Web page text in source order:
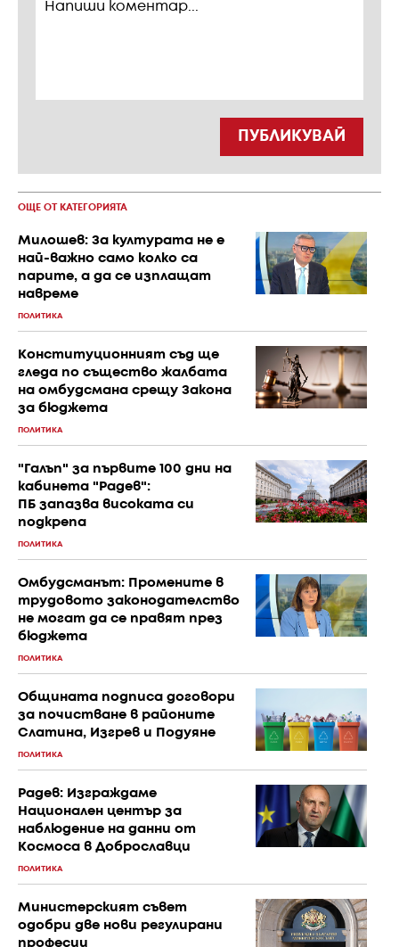
ПУБЛИКУВАЙ
ОЩЕ ОТ КАТЕГОРИЯТА
Милошев: За културата не е
най-важно само колко са
парите, а да се изплащат
навреме
ПОЛИТИКА
Конституционният съд ще
гледа по същество жалбата
на омбудсмана срещу Закона
за бюджета
ПОЛИТИКА
"Галъп" за първите 100 дни на
кабинета "Радев":
ПБ запазва високата си
подкрепа
ПОЛИТИКА
Омбудсманът: Промените в
трудовото законодателство
не могат да се правят през
бюджета
ПОЛИТИКА
Общината подписа договори
за почистване в районите
Слатина, Изгрев и Подуяне
ПОЛИТИКА
Радев: Изграждаме
Национален център за
наблюдение на данни от
Космоса в Доброславци
ПОЛИТИКА
Министерският съвет
одобри две нови регулирани
професии